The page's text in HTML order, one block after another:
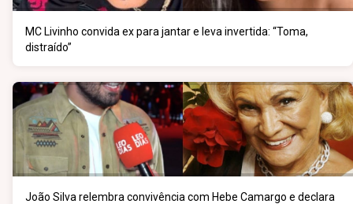
MC Livinho convida ex para jantar e leva invertida: “Toma,
distraído”
João Silva relembra convivência com Hebe Camargo e declara